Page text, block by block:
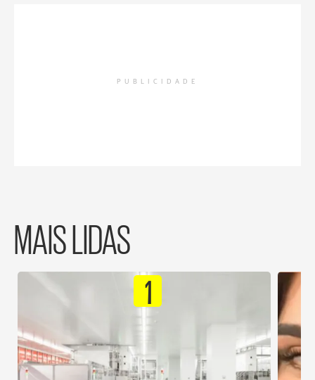
PUBLICIDADE
MAIS LIDAS
1